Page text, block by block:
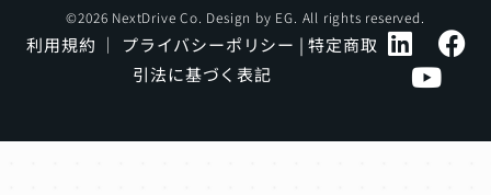
©2026 NextDrive Co. Design by EG . All rights reserved.
利用規約 ｜ プライバシーポリシー |特定商取
引法に基づく表記